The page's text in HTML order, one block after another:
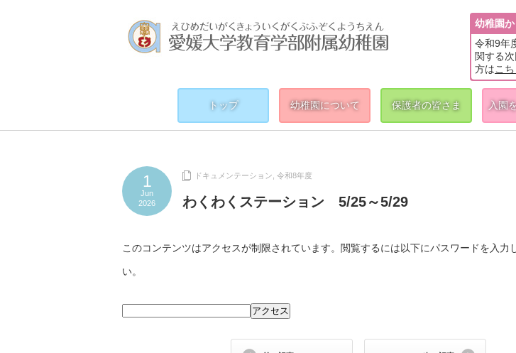
幼稚園
令和9年
関する
方はこち
トップ 幼稚園について 保護者の皆さま 入園
1
Jun
2026
ドキュメンテーション 令和8年度
わくわくステーション 5/25～5/29
このコンテンツはアクセスが制限されています。閲覧するには以下にパスワードを入力
い。